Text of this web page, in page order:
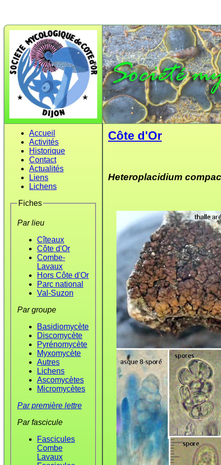
Accueil
Activités
Historique
Contact
Actualités
Liens
Lichens
Fiches
Par lieu
Cîteaux
Côte d'Or
Combe-
Lavaux
Hors Côte d'Or
Parc national
Val-Suzon
Par groupe
Basidiomycète
Discomycète
Pyrénomycète
Myxomycète
Autres
Lichens
Ascomycètes
Micromycètes
Par première lettre
Par fascicule
Fascicules
Combe
Lavaux
Côte d'Or
Heteroplacidium